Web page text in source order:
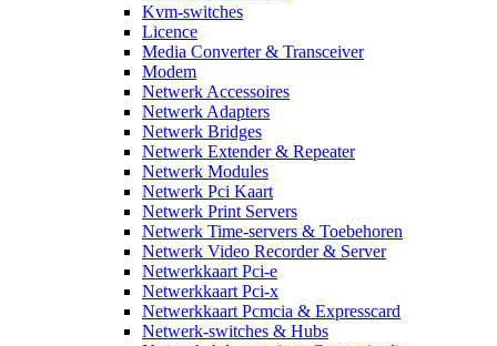
Kvm-switches
Licence
Media Converter & Transceiver
Modem
Netwerk Accessoires
Netwerk Adapters
Netwerk Bridges
Netwerk Extender & Repeater
Netwerk Modules
Netwerk Pci Kaart
Netwerk Print Servers
Netwerk Time-servers & Toebehoren
Netwerk Video Recorder & Server
Netwerkkaart Pci-e
Netwerkkaart Pci-x
Netwerkkaart Pcmcia & Expresscard
Netwerk-switches & Hubs